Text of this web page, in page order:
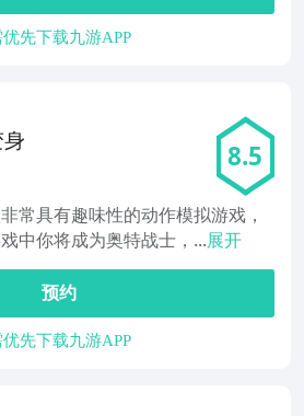
优先下载九游APP
8.5
常具有趣味性的动作模拟游戏，
中你将成为奥特战士，...展开
预约
优先下载九游APP